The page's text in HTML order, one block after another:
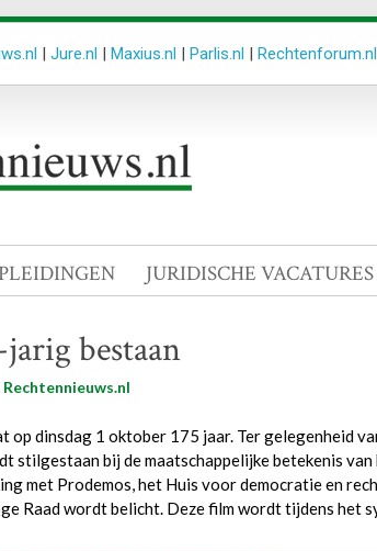
| Jure.nl | Maxius.nl | Parlis.nl | Rechtenforum.nl
JURIDISCHE VACATURES
bestaan
Rechtennieuws.nl
op dinsdag 1 oktober 175 jaar. Ter gelegenheid
stilgestaan bij de maatschappelijke betekenis
met Prodemos, het Huis voor democratie en
Raad wordt belicht. Deze film wordt tijdens het